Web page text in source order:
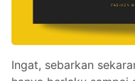
Ingat, sebarkan